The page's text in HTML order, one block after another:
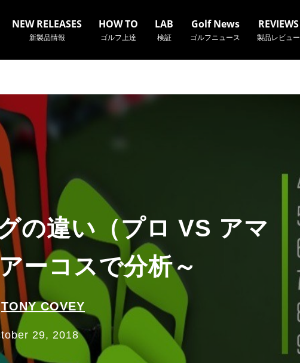
NEW RELEASES
新製品情報
HOW TO
ゴルフ上達
LAB
検証
Golf News
ゴルフニュース
REVIEWS
製品レビュー
の違い（プロ VS アマ
ーコスで分析～
TONY COVEY
29, 2018
事柄を入力してください。